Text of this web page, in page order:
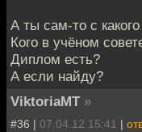
А ты сам-то с
Кого в учёном
Диплом есть?
А если найду?
ViktoriaMT »
#36 | 07.04.12 15:41 |